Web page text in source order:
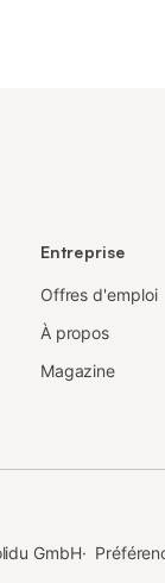
Entreprise
Offres d'emploi
À propos
Magazine
GmbH·